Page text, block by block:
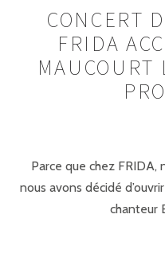
CONCERT
FRIDA
MAUCOURT
Parce que chez FRIDA,
nous avons décidé
chanteur